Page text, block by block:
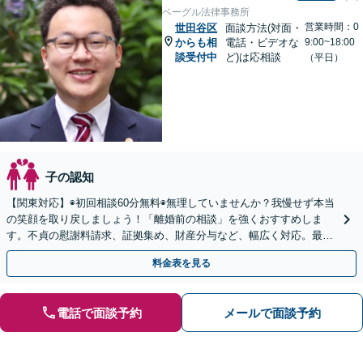
ベーグル法律事務所
世田谷区
からも相
談受付中
面談方法(対面・
電話・ビデオな
ど)は応相談
営業時間：0
9:00~18:00
（平日）
子の認知
【関東対応】◉初回相談60分無料◉無理していませんか？我慢せず本当
の笑顔を取り戻しましょう！「離婚前の相談」を強くおすすめしま
す。不貞の慰謝料請求、証拠集め、財産分与など、幅広く対応。最善
の解決をご提案し、最後まで丁寧にサポート【完全個室】
料金表を見る
電話で面談予約 メールで面談予約